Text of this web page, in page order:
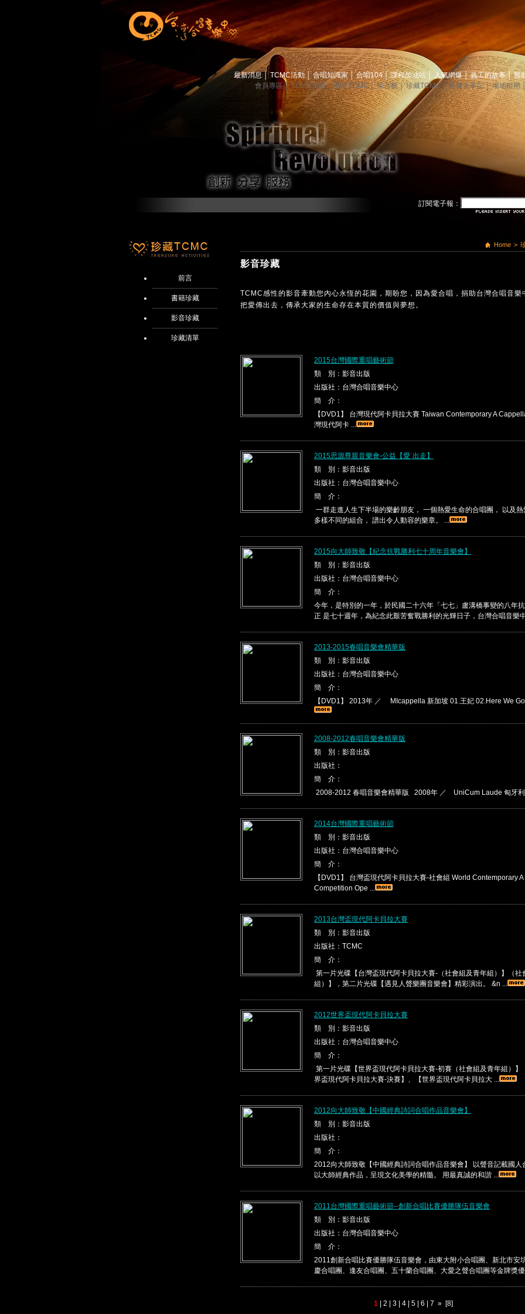
最新消息 TCMC活動│ 合唱知識家│ 合唱104│ 課程加油站 人氣網爆│ 義工的故事 │ 贊
會員專區│ TCMC會訊│ 關於TCMC│ 留言板│ 珍藏TCMC│ 映像大事記│ 場地租用│
訂閱電子報：
前言
書籍珍藏
影音珍藏
珍藏清單
Home >
影音珍藏
TCMC感性的影音牽動您內心永恆的花園，期盼您，因為愛合唱，捐助台灣合唱音樂
把愛傳出去，傳承大家的生命存在本質的價值與夢想。
2015台灣國際重唱藝術節
類 別：影音出版
出版社：台灣合唱音樂中心
簡 介：
【DVD1】 台灣現代阿卡貝拉大賽 Taiwan Contemporary A
灣現代阿卡 ...
2015思源尊親音樂會-公益【愛˙出走】
類 別：影音出版
出版社：台灣合唱音樂中心
簡 介：
一群走進人生下半場的樂齡朋友， 一個熱愛生命的合唱團， 以及熱
多樣不同的組合， 譜出令人動容的樂章。 ...
2015向大師致敬【紀念抗戰勝利七十周年音樂會】
類 別：影音出版
出版社：台灣合唱音樂中心
簡 介：
今年，是特別的一年，於民國二十六年「七七」盧溝橋事變的八年
正 是七十週年，為紀念此艱苦奮戰勝利的光輝日子，台灣合唱音樂
2013-2015春唱音樂會精華版
類 別：影音出版
出版社：台灣合唱音樂中心
簡 介：
【DVD1】 2013年 ／ MIcappella 新加坡 01.王妃 02.Here We
2008-2012春唱音樂會精華版
類 別：影音出版
出版社：
簡 介：
2008-2012 春唱音樂會精華版 2008年 ／ UniCum Laude 匈牙利
2014台灣國際重唱藝術節
類 別：影音出版
出版社：台灣合唱音樂中心
簡 介：
【DVD1】 台灣盃現代阿卡貝拉大賽-社會組 World Contemporary
Competition Ope ...
2013台灣盃現代阿卡貝拉大賽
類 別：影音出版
出版社：TCMC
簡 介：
第一片光碟【台灣盃現代阿卡貝拉大賽-（社會組及青年組）】（社
組）】，第二片光碟【遇見人聲樂團音樂會】精彩演出。 &n ...
2012世界盃現代阿卡貝拉大賽
類 別：影音出版
出版社：台灣合唱音樂中心
簡 介：
第一片光碟【世界盃現代阿卡貝拉大賽-初賽（社會組及青年組）】
界盃現代阿卡貝拉大賽-決賽】、【世界盃現代阿卡貝拉大 ...
2012向大師致敬【中國經典詩詞合唱作品音樂會】
類 別：影音出版
出版社：
簡 介：
2012向大師致敬【中國經典詩詞合唱作品音樂會】 以聲音記載國人
以大師經典作品，呈現文化美學的精髓。 用最真誠的和諧 ...
2011台灣國際重唱藝術節--創新合唱比賽優勝隊伍音樂會
類 別：影音出版
出版社：台灣合唱音樂中心
簡 介：
2011創新合唱比賽優勝隊伍音樂會，由東大附小合唱團、新北市安
慶合唱團、逢友合唱團、五十蘭合唱團、大愛之聲合唱團等金牌獎
1| 2 | 3| 4| 5| 6 | 7 » [8]